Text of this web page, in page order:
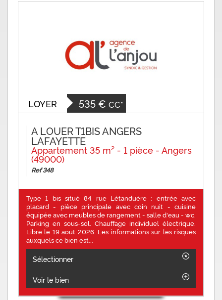
LOYER 535 € CC*
A LOUER T1BIS ANGERS
LAFAYETTE
Appartement 35 m² - 1 pièce - Angers
(49000)
Ref 348
Type 1 bis situé 84 rue Létanduère : entrée avec
placard - pièce principale avec coin nuit - cuisine
équipée avec meubles de rangement - salle d'eau - wc.
Parking en sous-sol. Chauffage individuel électrique.
Libre le 19 aout 2026. Les informations sur les risques
auxquels ce bien est...
Sélectionner
Voir le bien